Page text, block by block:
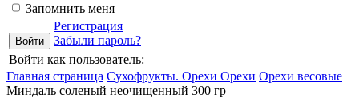
Запомнить меня
Регистрация
Забыли пароль?
Войти как пользователь:
Главная страница Сухофрукты. Орехи Орехи Орехи весовые
Миндаль соленый неочищенный 300 гр